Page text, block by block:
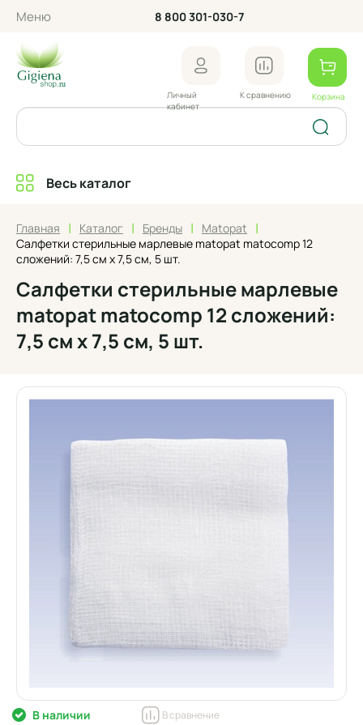
Меню 8 800 301-030-7
Личный
кабинет
К сравнению Корзина
Весь каталог
Главная | Каталог | Бренды | Matopat |
Салфетки стерильные марлевые matopat matocomp 12
сложений: 7,5 см x 7,5 см, 5 шт.
Салфетки стерильные марлевые
matopat matocomp 12 сложений:
7,5 см x 7,5 см, 5 шт.
В наличии В сравнение